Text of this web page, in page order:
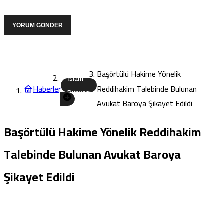
YORUM GÖNDER
Haberler
İslam
Dünyası
Başörtülü Hakime Yönelik
Reddihakim Talebinde Bulunan
Avukat Baroya Şikayet Edildi
Başörtülü Hakime Yönelik Reddihakim
Talebinde Bulunan Avukat Baroya
Şikayet Edildi